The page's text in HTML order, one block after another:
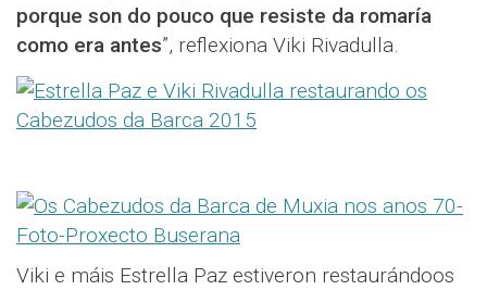
porque son do pouco que resiste da romaría
como era antes”, reflexiona Viki Rivadulla.
Viki e máis Estrella Paz estiveron restaurándoos